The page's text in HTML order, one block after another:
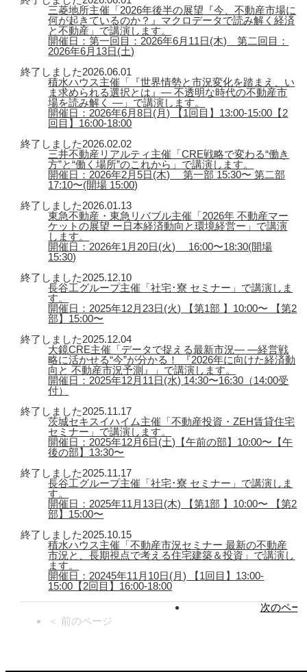
三菱地所主催「2026年後半の展望『今、不動産市場に
何が起きているのか？』マクロデータで読み解く経済
と不動産」で講演します。
開催日：第一回目：2026年6月11日(木) 第二回目：
2026年6月13日(土)
終了しました2026.06.01
積水ハウス主催「『世界情勢と市況変化を踏まえ、い
ま求められる選択とは』― 不透明な時代の不動産市
場を読み解く ―」で講演します。
開催日：2026年6月8日(月) 【1回目】13:00-15:00【2
回目】16:00-18:00
終了しました2026.02.02
三井不動産リアルティ主催「CRE戦略で変わる“働き
方”と“働く場所”のこれから」で講演します。
開催日：2026年2月5日(木) 第一部 15:30〜 第二部
17:10〜(開場 15:00)
終了しました2026.01.13
東急不動産・東急リバブル主催「2026年 不動産マー
ケットの展望 ー日本経済動向と環境経営ー」で講演
します。
開催日：2026年1月20日(火) 16:00〜18:30(開場
15:30)
終了しました2025.12.10
長谷工グループ主催「社宅･寮 セミナー」で講演しま
す。
開催日：2025年12月23日(火) 【第1部 】10:00〜 【第2
部】15:00〜
終了しました2025.12.04
大鏡CRE主催「データで捉える最新市況― ―経営戦
略に活かせる“今”が分かる！ 『2026年に向けた経済動
向と 不動産市況予測』」で講演します。
開催日：2025年12月11日(水) 14:30〜16:30（14:00受
付）
終了しました2025.11.17
茨城セキスイハイム主催「不動産投資・ZEH賃貸住宅
セミナー」で講演します。
開催日：2025年12月6日(土)【午前の部】10:00〜【午
後の部】13:30〜
終了しました2025.11.17
長谷工グループ主催「社宅･寮 セミナー」で講演しま
す。
開催日：2025年11月13日(木) 【第1部 】10:00〜 【第2
部】15:00〜
終了しました2025.10.15
積水ハウス主催「不動産市況セミナー 最新の不動産
市況と、長期視点で考える住宅建築＆投資」で講演し
ます。
開催日：20245年11月10日(月) 【1回目】13:00-
15:00【2回目】16:00-18:00
＜ 前のページ
次のペー